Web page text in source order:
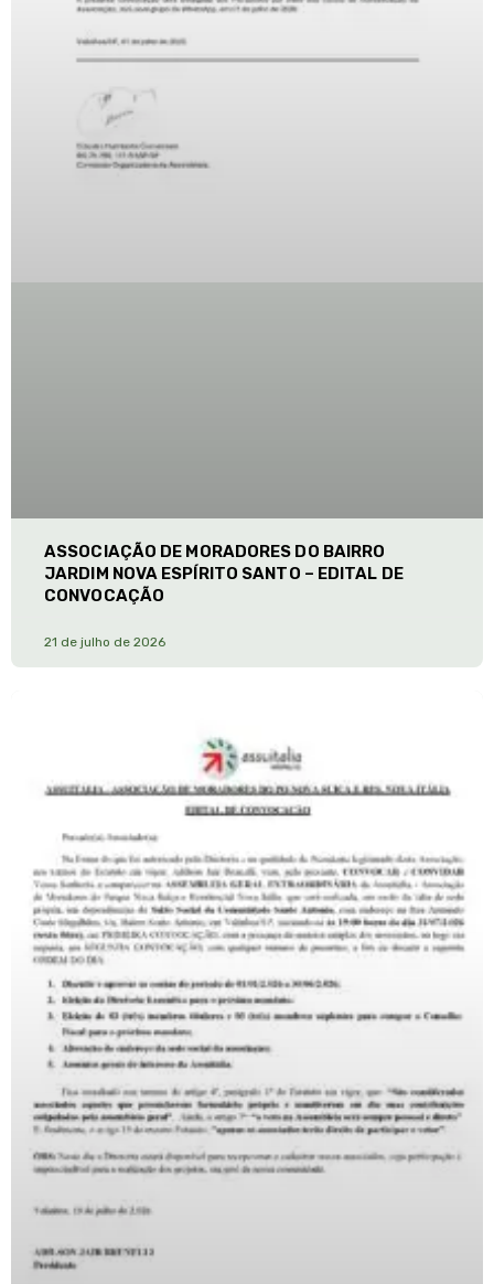
ASSOCIAÇÃO DE MORADORES DO BAIRRO
JARDIM NOVA ESPÍRITO SANTO – EDITAL DE
CONVOCAÇÃO
21 de julho de 2026